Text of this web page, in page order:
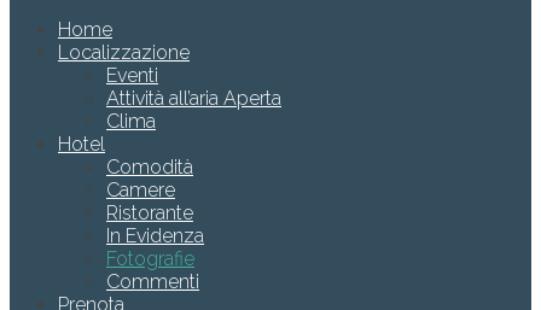
Home
Localizzazione
Eventi
Attività all’aria Aperta
Clima
Hotel
Comodità
Camere
Ristorante
In Evidenza
Fotografie
Commenti
Prenota